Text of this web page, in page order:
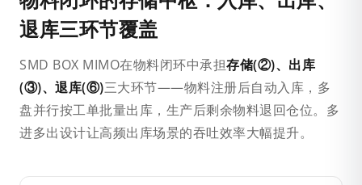
退库三环节覆盖
SMD BOX MIMO在物料闭环中承担存储(②)、出库
(③)、退库(⑥)三大环节——物料注册后自动入库，多
盘并行按工单批量出库，生产后剩余物料退回仓位。多
进多出设计让高频出库场景的吞吐效率大幅提升。